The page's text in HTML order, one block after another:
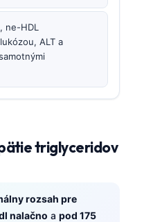
ne-HDL
ALT a
triglyceridov
rozsah pre
nalačno a pod 175